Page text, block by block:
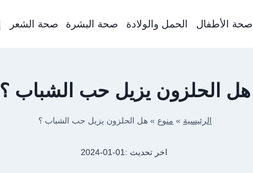
صحة الأطفال الحمل والولادة صحة البشرة صحة الشعر
هل الحلزون يزيل حب الشباب ؟
الرئيسية » منوع » هل الحلزون يزيل حب الشباب ؟
اخر تحديث :2024-01-01